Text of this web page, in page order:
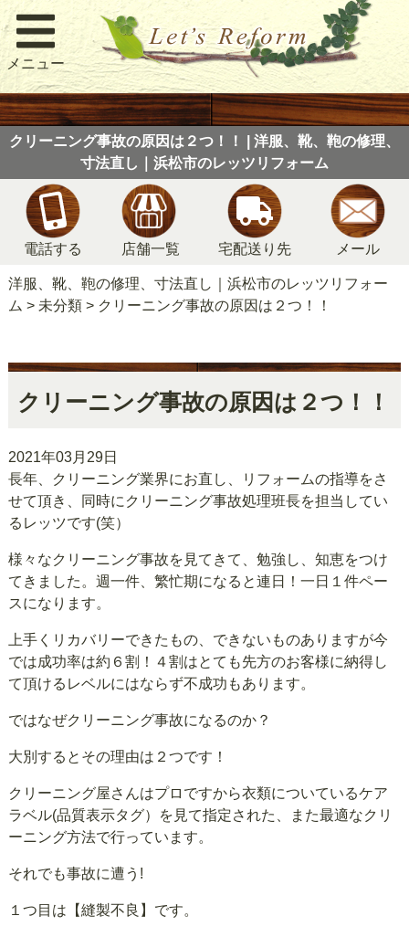
メニュー
クリーニング事故の原因は２つ！！ | 洋服、靴、鞄の修理、
寸法直し｜浜松市のレッツリフォーム
電話する 店舗一覧 宅配送り先 メール
洋服、靴、鞄の修理、寸法直し｜浜松市のレッツリフォー
ム > 未分類> クリーニング事故の原因は２つ！！
クリーニング事故の原因は２つ！！
2021年03月29日
長年、クリーニング業界にお直し、リフォームの指導をさ
せて頂き、同時にクリーニング事故処理班長を担当してい
るレッツです(笑）
様々なクリーニング事故を見てきて、勉強し、知恵をつけ
てきました。週一件、繁忙期になると連日！一日１件ペー
スになります。
上手くリカバリーできたもの、できないものありますが今
では成功率は約６割！４割はとても先方のお客様に納得し
て頂けるレベルにはならず不成功もあります。
ではなぜクリーニング事故になるのか？
大別するとその理由は２つです！
クリーニング屋さんはプロですから衣類についているケア
ラベル(品質表示タグ）を見て指定された、また最適なクリ
ーニング方法で行っています。
それでも事故に遭う!
１つ目は【縫製不良】です。